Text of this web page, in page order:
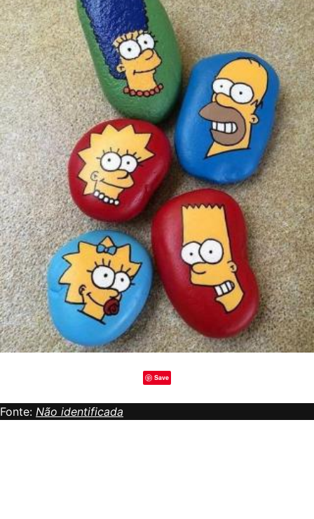
Save
Fonte: Não identificada